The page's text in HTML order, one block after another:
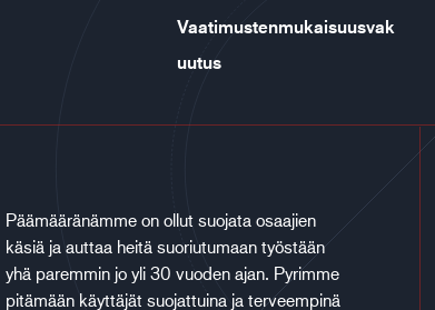
Vaatimustenmukaisuusvak
uutus
Päämääränämme on ollut suojata osaajien
käsiä ja auttaa heitä suoriutumaan työstään
yhä paremmin jo yli 30 vuoden ajan. Pyrimme
pitämään käyttäjät suojattuina ja terveempinä